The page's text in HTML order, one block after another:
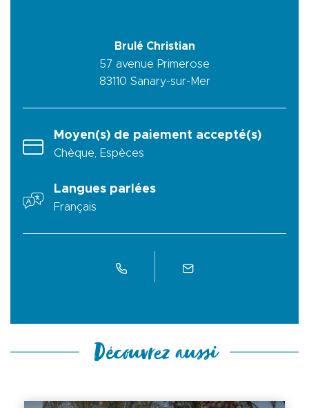
Brulé Christian
57 avenue Primerose
83110 Sanary-sur-Mer
Moyen(s) de paiement accepté(s)
Chèque, Espèces
Langues parlées
Français
Découvrez aussi